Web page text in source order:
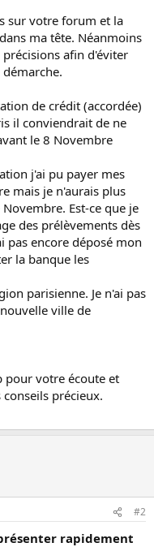
sur votre forum et la
ma tête. Néanmoins
afin d'éviter
de crédit (accordée)
il conviendrait de ne
le 8 Novembre
j'ai pu payer mes
mais je n'aurais plus
Est-ce que je
des prélèvements dès
pas encore déposé mon
la banque les
parisienne. Je n'ai pas
ville de
pour votre écoute et
précieux.
#2
rapidement